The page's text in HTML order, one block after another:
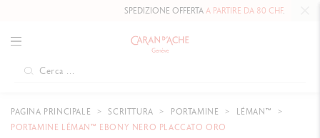
SPEDIZIONE OFFERTAA PARTIRE DA 80 CHF .
PAGINA PRINCIPALE SCRITTURA PORTAMINE
LÉMAN™
PORTAMINE LÉMAN™ EBONY NERO PLACCATO ORO